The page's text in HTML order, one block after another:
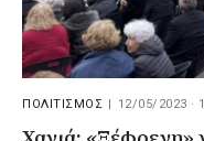
ΠΟΛΙΤΙΣΜΟΣ 12/05/2023 ·